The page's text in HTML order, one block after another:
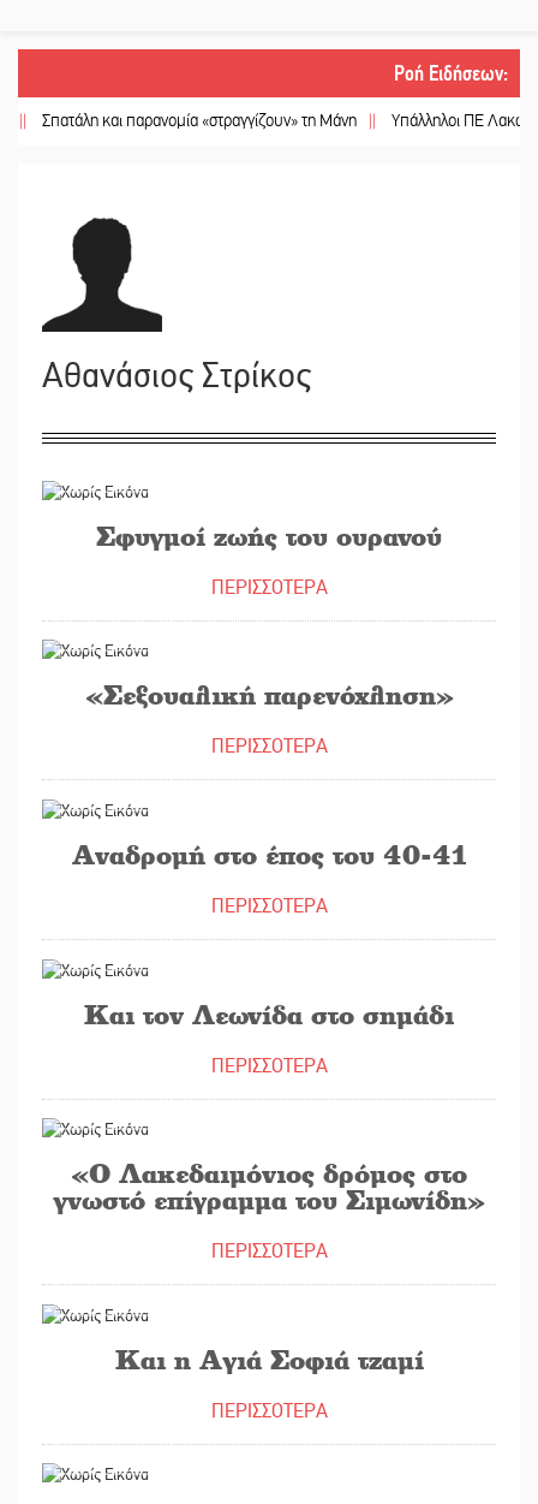
Ροή Ειδήσεων:
και παρανομία «στραγγίζουν» τη Μάνη || Υπάλληλοι ΠΕ Λακωνίας:
Αθανάσιος Στρίκος
Σφυγμοί ζωής του ουρανού
ΠΕΡΙΣΣΟΤΕΡΑ
«Σεξουαλική παρενόχληση»
ΠΕΡΙΣΣΟΤΕΡΑ
Αναδρομή στο έπος του 40-41
ΠΕΡΙΣΣΟΤΕΡΑ
Και τον Λεωνίδα στο σημάδι
ΠΕΡΙΣΣΟΤΕΡΑ
«O Λακεδαιμόνιος δρόμος στο
γνωστό επίγραμμα του Σιμωνίδη»
ΠΕΡΙΣΣΟΤΕΡΑ
Και η Αγιά Σοφιά τζαμί
ΠΕΡΙΣΣΟΤΕΡΑ